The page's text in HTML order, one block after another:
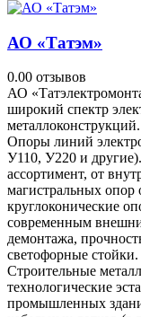
АО «Татэм»
0.00 отзывов
АО
широкий спектр
Опоры линий
У110, У220 и
ассортимент, от
магистральных
круглоконические
современным
демонтажа,
светофорные
Строительные
технологические
промышленных